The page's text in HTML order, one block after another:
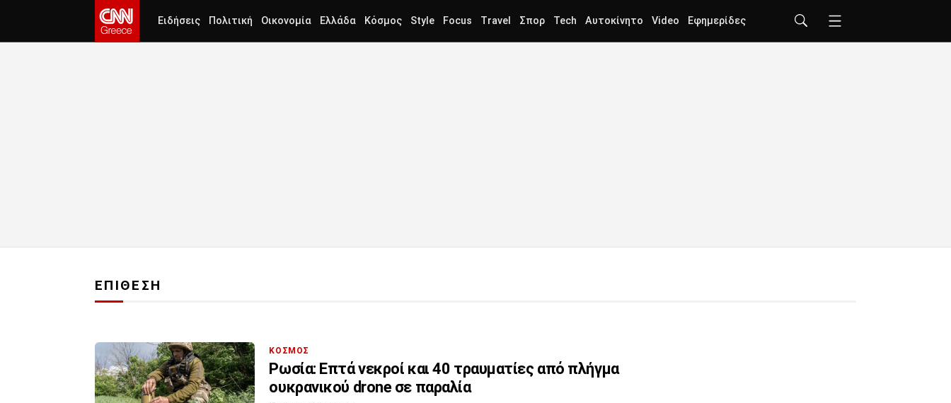
Ειδήσεις Πολιτική Οικονομία Ελλάδα Κόσμος Style Focus Travel Σπορ Tech Αυτοκίνητο Video Εφημερίδες
ΕΠΙΘΕΣΗ
ΚΟΣΜΟΣ
Ρωσία: Επτά νεκροί και 40 τραυματίες από πλήγμα
ουκρανικού drone σε παραλία